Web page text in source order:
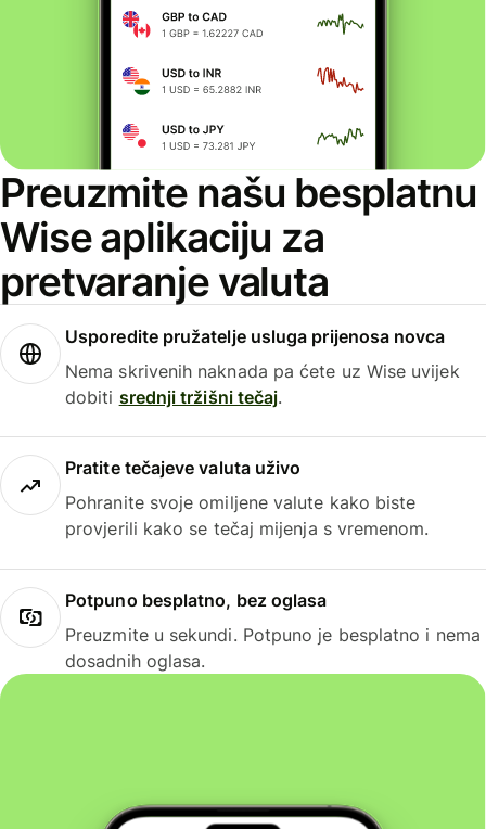
Preuzmite našu besplatnu
Wise aplikaciju za
pretvaranje valuta
Usporedite pružatelje usluga prijenosa novca
Nema skrivenih naknada pa ćete uz Wise uvijek
dobiti srednji tržišni tečaj.
Pratite tečajeve valuta uživo
Pohranite svoje omiljene valute kako biste
provjerili kako se tečaj mijenja s vremenom.
Potpuno besplatno, bez oglasa
Preuzmite u sekundi. Potpuno je besplatno i nema
dosadnih oglasa.